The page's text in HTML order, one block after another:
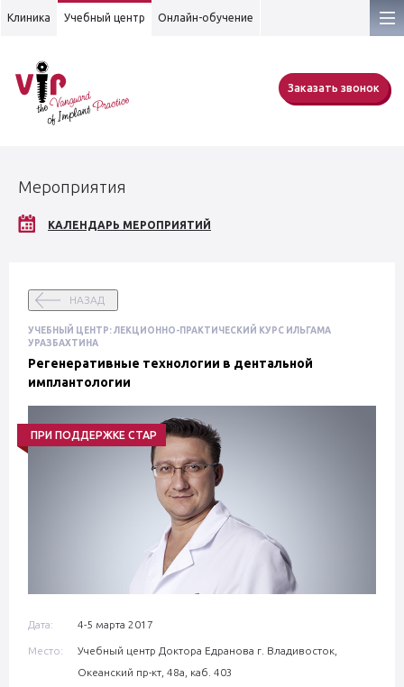
Клиника Учебный центр Онлайн-обучение
Заказать звонок
Мероприятия
КАЛЕНДАРЬ МЕРОПРИЯТИЙ
НАЗАД
УЧЕБНЫЙ ЦЕНТР: ЛЕКЦИОННО-ПРАКТИЧЕСКИЙ КУРС ИЛЬГАМА
УРАЗБАХТИНА
Регенеративные технологии в дентальной
имплантологии
ПРИ ПОДДЕРЖКЕ СТАР
Дата: 4-5 марта 2017
Место:
Учебный центр Доктора Едранова г. Владивосток,
Океанский пр-кт, 48а, каб. 403